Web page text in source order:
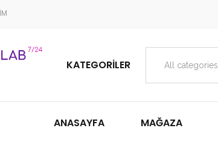
KATEGORILER All categories
ANASAYFA MAĞAZA